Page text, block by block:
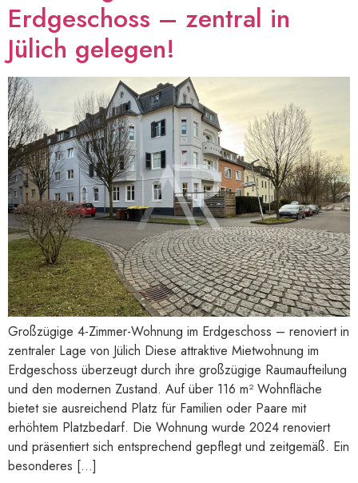
Erdgeschoss – zentral in
Jülich gelegen!
Großzügige 4-Zimmer-Wohnung im Erdgeschoss – renoviert in
zentraler Lage von Jülich Diese attraktive Mietwohnung im
Erdgeschoss überzeugt durch ihre großzügige Raumaufteilung
und den modernen Zustand. Auf über 116 m² Wohnfläche
bietet sie ausreichend Platz für Familien oder Paare mit
erhöhtem Platzbedarf. Die Wohnung wurde 2024 renoviert
und präsentiert sich entsprechend gepflegt und zeitgemäß. Ein
besonderes […]